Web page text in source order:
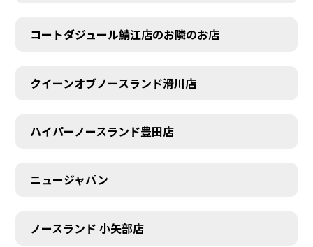
コートダジュール鯖江店のお隣のお店
クイーンオブノースランド滑川店
ハイパーノースランド豊田店
ニュージャパン
ノースランド 小矢部店